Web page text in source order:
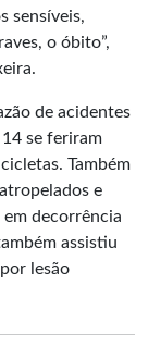
sensíveis,
o óbito”,
de acidentes
se feriram
Também
e
decorrência
assistiu
lesão